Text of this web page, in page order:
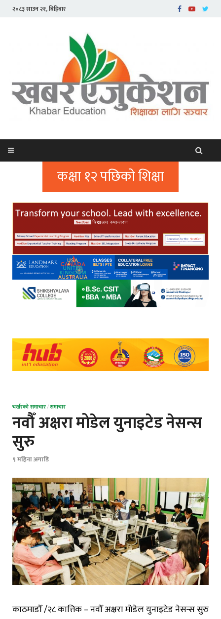
२०८३ साउन २१, बिहिबार
कक्षा १२ पछिको शिक्षा
भर्खरको समाचार/समाचार
नवौँ अक्षरा मोडेल युनाइटेड नेसन्स
सुरु
९ महिना अगाडि
काठमाडौँ /२८ कात्तिक – नवौँ अक्षरा मोडेल युनाइटेड नेसन्स सुरु